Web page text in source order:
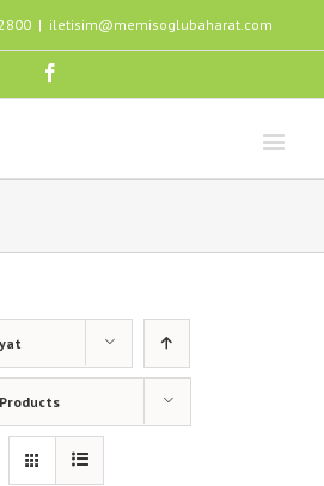
| iletisim@memisoglubaharat.com